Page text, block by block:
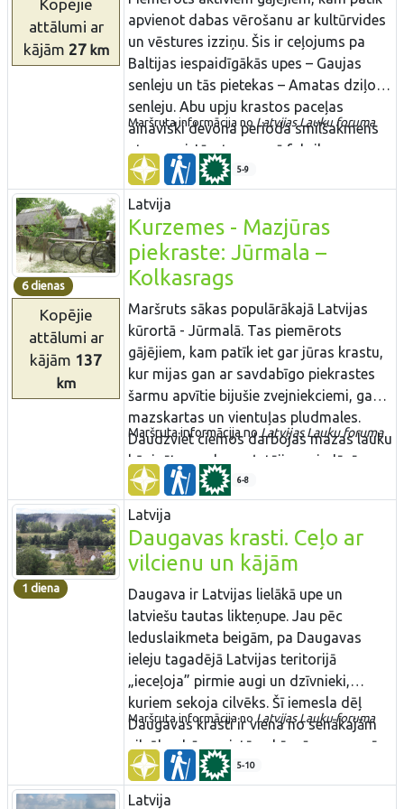
no bagātākajām Latvijā - tajā ir
sastopamas > 800 augu sugas. Šeit ir
vērojama multinacionāla vide, kur
savijušās latgaļu, lietuviešu, poļu, krievu
un baltkrievu tradīcijas un to
mantojums. Viena no iecienītām tūristu
vietām ir Slutišku sādža, kurai nav
līdzīgas citur Latvijā.
Kopējie
attālumi ar
kājām 27km
apvienot dabas vērošanu ar kultūrvides
un vēstures izziņu. Šis ir ceļojums pa
Baltijas iespaidīgākās upes – Gaujas
senleju un tās pietekas – Amatas dziļo
senleju. Abu upju krastos paceļas
ainaviski devona perioda smilšakmens
atsegumi. Līgatnes papīrfabrikas
ciemats ir Eiropas mērogā izcils
industriālā mantojuma piemērs ar
savdabīgu – 19. – 20. gs. papīrfabrikas
ciematvidi. Maršruta noslēgumā
apskatāma Cēsu viduslaiku pils –
varenākais viduslaiku Livonijas
cietoksnis.
Maršruta informācija noLatvijas Lauku foruma​​
5-9
6 dienas
Kopējie
attālumi ar
kājām 137
km
Latvija
Kurzemes - Mazjūras
piekraste: Jūrmala –
Kolkasrags
Maršruts sākas populārākajā Latvijas
kūrortā - Jūrmalā. Tas piemērots
gājējiem, kam patīk iet gar jūras krastu,
kur mijas gan ar savdabīgo piekrastes
šarmu apvītie bijušie zvejniekciemi, gan
mazskartas un vientuļas pludmales.
Daudzviet ciemos darbojas mazas lauku
kūpinātavas, kur ceļotājiem piedāvā
žāvētas zivis. Maršruta galamērķis ir
Kolkasrags, ko slavenais Latvijas
jūrskolas dibinātājs Krišjānis Valdemārs
uzskatīja par Eiropas centru. Kolkasrags
kā viena no Baltijas jūras bīstamākajām
kuģošanas vietām ir pazīstams jau no
vikingu laikiem. Kolkasrags ir arī viena
no Latvijas putnu vērošanas „top” –
vietām.
Maršruta informācija no Latvijas Lauku foruma​​
6-8
1 diena
Latvija
Daugavas krasti. Ceļo ar
vilcienu un kājām
Daugava ir Latvijas lielākā upe un
latviešu tautas likteņupe. Jau pēc
leduslaikmeta beigām, pa Daugavas
ieleju tagadējā Latvijas teritorijā
„ieceļoja” pirmie augi un dzīvnieki,
kuriem sekoja cilvēks. Šī iemesla dēļ
Daugavas krasti ir viena no senākajām
cilvēku dzīves vietām, kā arī augu sugām
bagātākā valsts teritorija. Arī izcilu
kultūras un vēstures pieminekļu lielais
Maršruta informācija noLatvijas Lauku foruma​
5-10
Latvija